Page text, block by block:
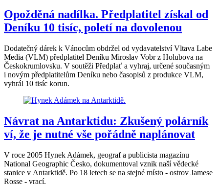
Opožděná nadílka. Předplatitel získal od
Deníku 10 tisíc, poletí na dovolenou
Dodatečný dárek k Vánocům obdržel od vydavatelství Vltava Labe
Media (VLM) předplatitel Deníku Miroslav Vobr z Holubova na
Českokrumlovsku. V soutěži Předplať a vyhraj, určené současným
i novým předplatitelům Deníku nebo časopisů z produkce VLM,
vyhrál 10 tisíc korun.
Návrat na Antarktidu: Zkušený polárník
ví, že je nutné vše pořádně naplánovat
V roce 2005 Hynek Adámek, geograf a publicista magazínu
National Geographic Česko, dokumentoval vznik naší vědecké
stanice v Antarktidě. Po 18 letech se na stejné místo - ostrov Jamese
Rosse - vrací.